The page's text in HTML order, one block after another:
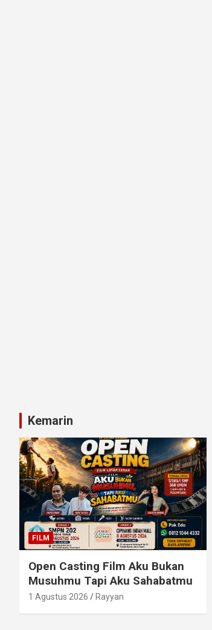
Kemarin
FILM
Open Casting Film Aku Bukan
Musuhmu Tapi Aku Sahabatmu
1 Agustus 2026 Rayyan